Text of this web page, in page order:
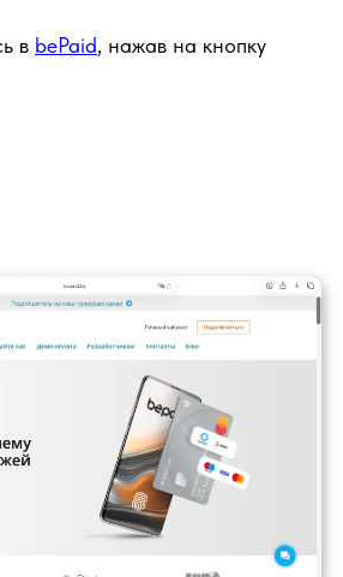
в bePaid, нажав на кнопку